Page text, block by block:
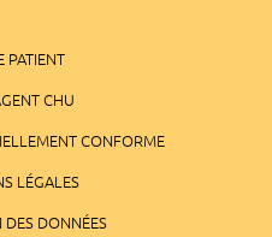
PATIENT
CHU
CONFORME
LÉGALES
DES DONNÉES